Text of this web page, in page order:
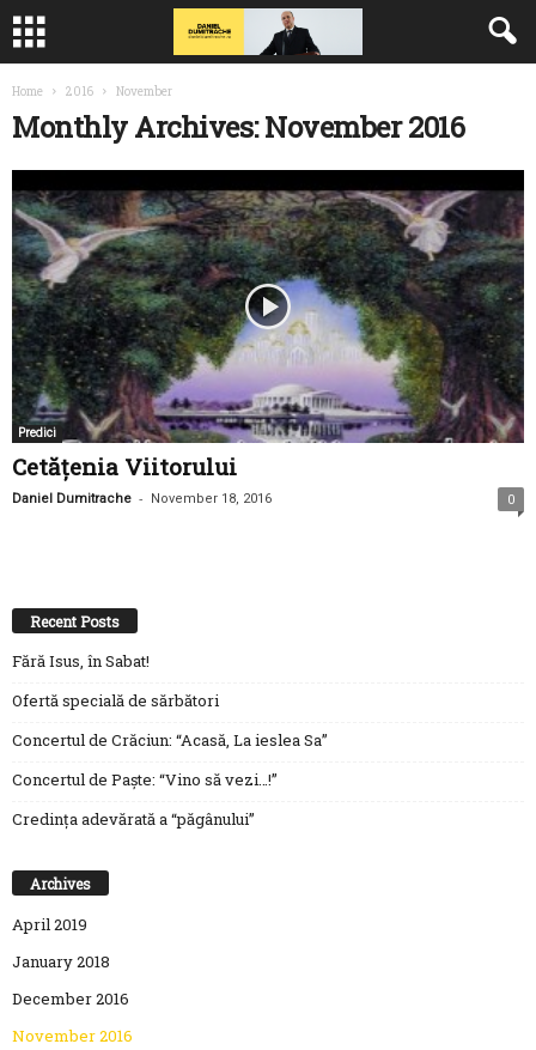
Home 2016 November
Monthly Archives: November 2016
Predici
Cetățenia Viitorului
Daniel Dumitrache - November 18, 2016 0
Recent Posts
Fără Isus, în Sabat!
Ofertă specială de sărbători
Concertul de Crăciun: “Acasă, La ieslea Sa”
Concertul de Paște: “Vino să vezi…!”
Credința adevărată a “păgânului”
Archives
April 2019
January 2018
December 2016
November 2016